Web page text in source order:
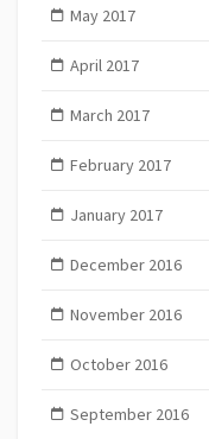
May 2017
April 2017
March 2017
February 2017
January 2017
December 2016
November 2016
October 2016
September 2016